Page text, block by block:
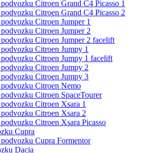
Citroen Grand С4 Picasso 1
Citroen Grand С4 Picasso 2
Citroen Jumper 1
Citroen Jumper 2
Citroen Jumper 2 facelift
Citroen Jumpy 1
Citroen Jumpy 1 facelift
Citroen Jumpy 2
Citroen Jumpy 3
Citroen Nemo
Citroen SpaceTourer
Citroen Xsara 1
Citroen Xsara 2
Citroen Xsara Picasso
Cupra
Cupra Formentor
Dacia